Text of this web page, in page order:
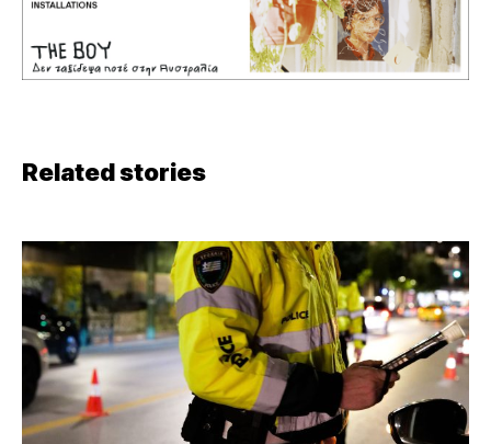
Related stories